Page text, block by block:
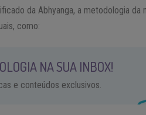
da Abhyanga, a metodologia
como:
NA SUA INBOX!
e conteúdos exclusivos.